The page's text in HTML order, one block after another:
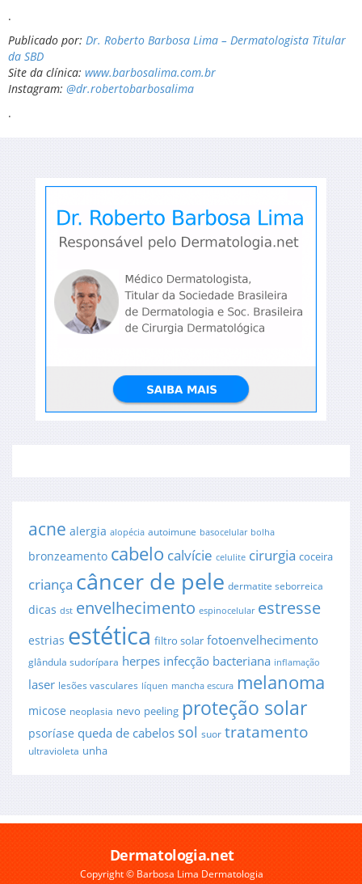
.
Publicado por: Dr. Roberto Barbosa Lima – Dermatologista Titular
da SBD
Site da clínica: www.barbosalima.com.br
Instagram: @dr.robertobarbosalima
.
acne alergia alopécia autoimune basocelular bolha
bronzeamento cabelo calvície celulite cirurgia coceira
criança câncer de pele dermatite seborreica
dicas dst envelhecimento espinocelular estresse
estrias estética filtro solar fotoenvelhecimento
glândula sudorípara herpes infecção bacteriana inflamação
laser lesões vasculares líquen mancha escura melanoma
micose neoplasia nevo peeling proteção solar
psoríase queda de cabelos sol suor tratamento
ultravioleta unha
Dermatologia.net
Copyright © Barbosa Lima Dermatologia